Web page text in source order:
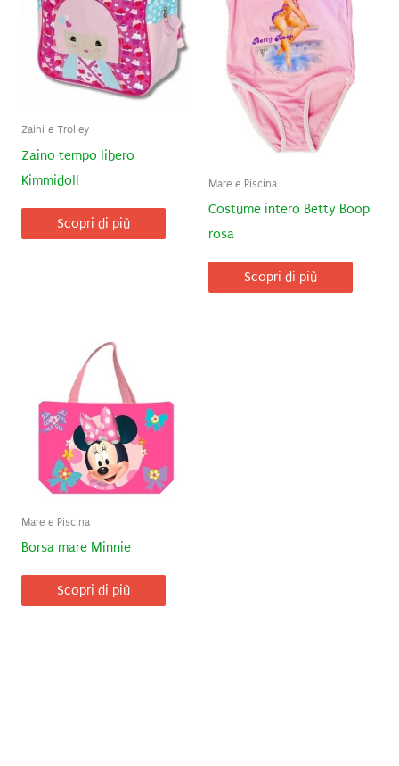
Zaini e Trolley
Zaino tempo libero
Kimmidoll
Scopri di più
Mare e Piscina
Costume intero Betty Boop
rosa
Scopri di più
Mare e Piscina
Borsa mare Minnie
Scopri di più